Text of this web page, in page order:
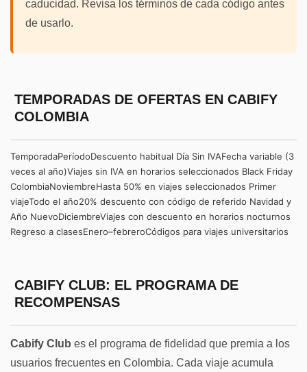
caducidad. Revisa los términos de cada código antes
de usarlo.
TEMPORADAS DE OFERTAS EN CABIFY
COLOMBIA
TemporadaPeríodoDescuento habitual Día Sin IVAFecha variable (3
veces al año)Viajes sin IVA en horarios seleccionados Black Friday
ColombiaNoviembreHasta 50% en viajes seleccionados Primer
viajeTodo el año20% descuento con código de referido Navidad y
Año NuevoDiciembreViajes con descuento en horarios nocturnos
Regreso a clasesEnero–febreroCódigos para viajes universitarios
CABIFY CLUB: EL PROGRAMA DE
RECOMPENSAS
Cabify Club es el programa de fidelidad que premia a los
usuarios frecuentes en Colombia. Cada viaje acumula